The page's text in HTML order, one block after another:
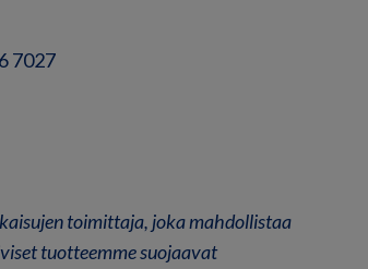
7027
toimittaja, joka mahdollistaa
tuotteemme suojaavat